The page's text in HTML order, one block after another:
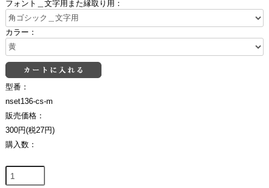
フォント＿文字用また縁取り用：
カラー：
型番：
nset136-cs-m
販売価格：
300円(税27円)
購入数：